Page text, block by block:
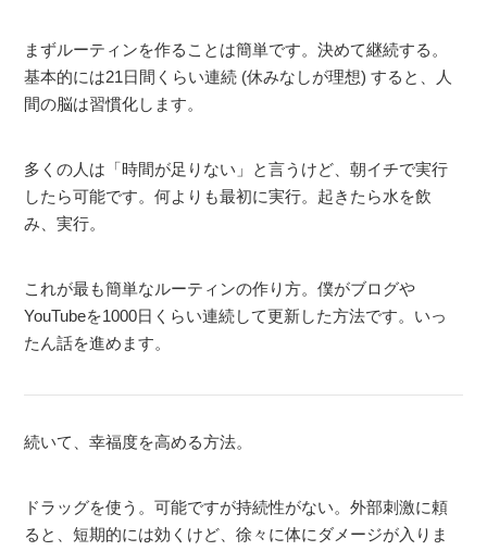
まずルーティンを作ることは簡単です。決めて継続する。
基本的には21日間くらい連続 (休みなしが理想) すると、人
間の脳は習慣化します。
多くの人は「時間が足りない」と言うけど、朝イチで実行
したら可能です。何よりも最初に実行。起きたら水を飲
み、実行。
これが最も簡単なルーティンの作り方。僕がブログや
YouTubeを1000日くらい連続して更新した方法です。いっ
たん話を進めます。
続いて、幸福度を高める方法。
ドラッグを使う。可能ですが持続性がない。外部刺激に頼
ると、短期的には効くけど、徐々に体にダメージが入りま